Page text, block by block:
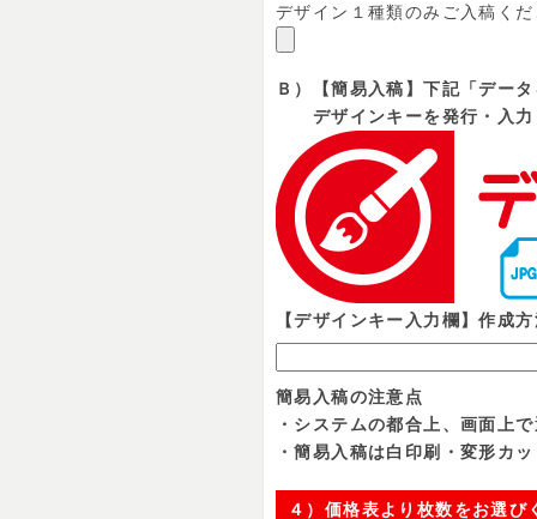
デザイン１種類のみご入稿く
Ｂ）【簡易入稿】下記「デー
デザインキーを発行・入力
【デザインキー入力欄】作成
簡易入稿の注意点
・システムの都合上、画面上
・簡易入稿は白印刷・変形カ
４）価格表より枚数をお選び